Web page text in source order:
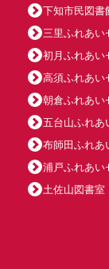
下知市民図書
三里ふれあい
初月ふれあい
高須ふれあい
朝倉ふれあい
五台山ふれあ
布師田ふれあ
浦戸ふれあい
土佐山図書室